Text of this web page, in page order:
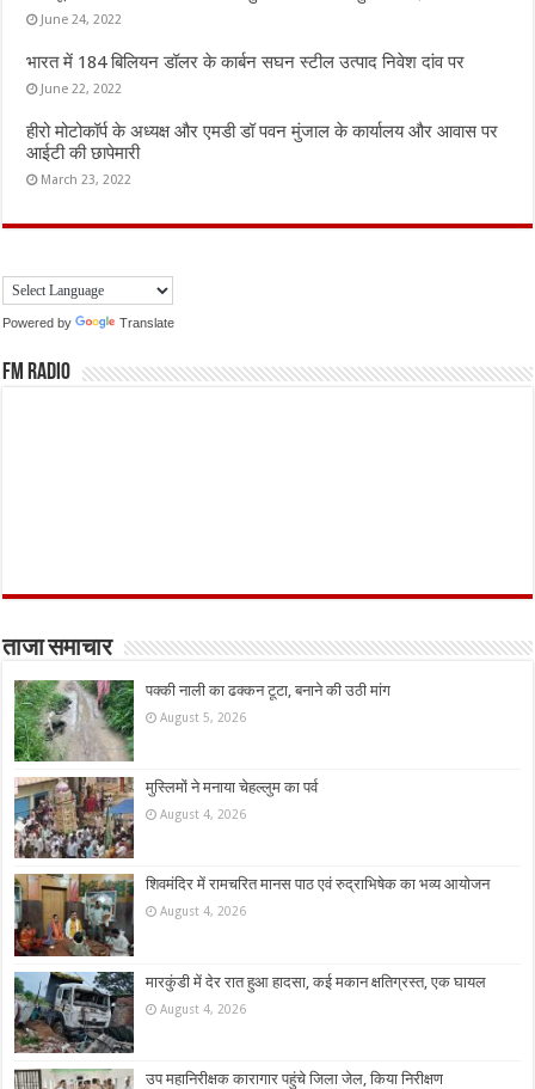
June 24, 2022
भारत में 184 बिलियन डॉलर के कार्बन सघन स्टील उत्पाद निवेश दांव पर
June 22, 2022
हीरो मोटोकॉर्प के अध्यक्ष और एमडी डॉ पवन मुंजाल के कार्यालय और आवास पर
आईटी की छापेमारी
March 23, 2022
Powered by Translate
FM Radio
ताजा समाचार
पक्की नाली का ढक्कन टूटा, बनाने की उठी मांग
August 5, 2026
मुस्लिमों ने मनाया चेहल्लुम का पर्व
August 4, 2026
शिवमंदिर में रामचरित मानस पाठ एवं रुद्राभिषेक का भव्य आयोजन
August 4, 2026
मारकुंडी में देर रात हुआ हादसा, कई मकान क्षतिग्रस्त, एक घायल
August 4, 2026
उप महानिरीक्षक कारागार पहुंचे जिला जेल, किया निरीक्षण